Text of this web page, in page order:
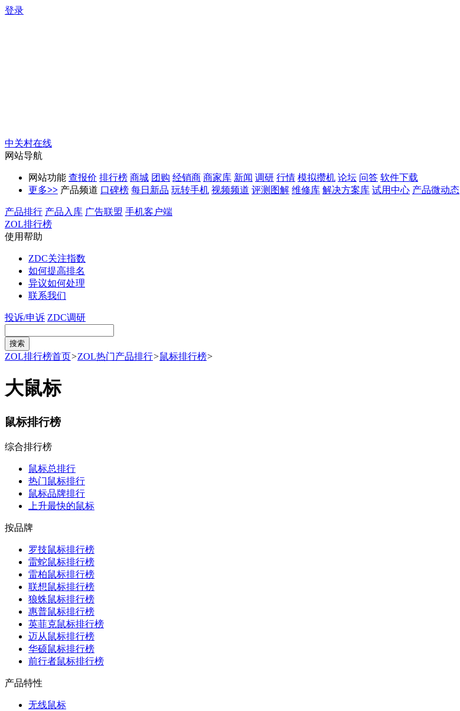
登录
中关村在线
网站导航
网站功能 查报价 排行榜 商城 团购 经销商 商家库 新闻 调研 行情 模拟攒机 论坛 问答 软件下载
更多>> 产品频道 口碑榜 每日新品 玩转手机 视频频道 评测图解 维修库 解决方案库 试用中心 产品微动态
产品排行 产品入库 广告联盟 手机客户端
ZOL排行榜
使用帮助
ZDC关注指数
如何提高排名
异议如何处理
联系我们
投诉/申诉 ZDC调研
ZOL排行榜首页>ZOL热门产品排行>鼠标排行榜>
大鼠标
鼠标排行榜
综合排行榜
鼠标总排行
热门鼠标排行
鼠标品牌排行
上升最快的鼠标
按品牌
罗技鼠标排行榜
雷蛇鼠标排行榜
雷柏鼠标排行榜
联想鼠标排行榜
狼蛛鼠标排行榜
惠普鼠标排行榜
英菲克鼠标排行榜
迈从鼠标排行榜
华硕鼠标排行榜
前行者鼠标排行榜
产品特性
无线鼠标